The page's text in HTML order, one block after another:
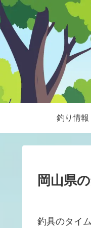
釣り情報
岡山県
釣具のタイ